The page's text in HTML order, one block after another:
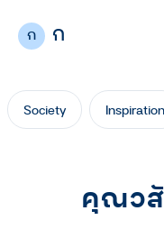
ก ก
Society Inspiration
คุณว